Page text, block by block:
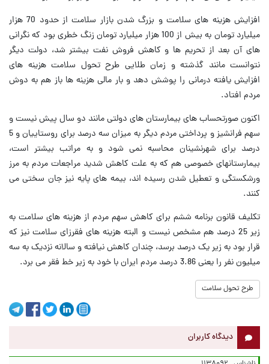
افزایش هزینه های سلامت و بزرگ شدن بازار سلامت از حدود 70 هزار
میلیارد تومان به بیش از 100 هزار میلیارد تومان زنگ خطری بود که نگرانی
های آن بعد از تحریم ها و کاهش فروش نفت بیشتر شد، دولت دیگر
نتوانست مانند گذشته و زمان طلایی طرح تحول سلامت هزینه های
افزایش یافته درمانی را پوشش دهد و بار مالی هزینه ها باز هم به دوش
مردم افتاد.
اکنون صورتحساب های بیمارستان های دولتی مانند دو سال پیش نیست و
سهم فرانشیز و پرداختی مردم دیگر به میزان سه درصد برای روستاییان و 5
درصد برای شهرنشینان محاسبه نمی شود و به مراتب بیشتر است،
بیمارستانهای خصوصی هم که به علت کاهش شدید مراجعات مردم به مرز
ورشکستگی و تعطیل شدن رسیده اند، بیمه های پایه نیز جان سختی می
کنند.
تکلیف قانون برنامه ششم برای کاهش سهم مردم از هزینه های سلامت به
زیر 25 درصد هم مشخص نیست و البته هزینه های فقرزای سلامت نیز که
قرار بود به زیر یک درصد برسد، چندان کاهش نیافته و سالانه نزدیک به سه
میلیون نفر را یعنی 3.86 درصد مردم ایران با خود به زیر خط فقر می برد.
طرح تحول سلامت
دیدگاه کاربران